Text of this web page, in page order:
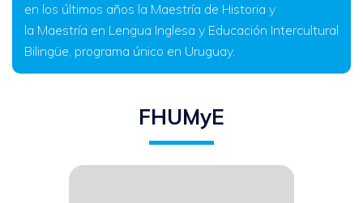
en los últimos años la Maestría de Historia y
la Maestría en Lengua Inglesa y Educación Intercultural
Bilingüe, programa único en Uruguay.
FHUMyE